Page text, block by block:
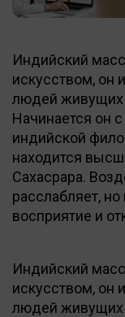
Индийский
искусством, он
людей живущих
Начинается он
индийской
находится
Сахасрара.
расслабляет,
восприятие и
Индийский
искусством, он
людей живущих